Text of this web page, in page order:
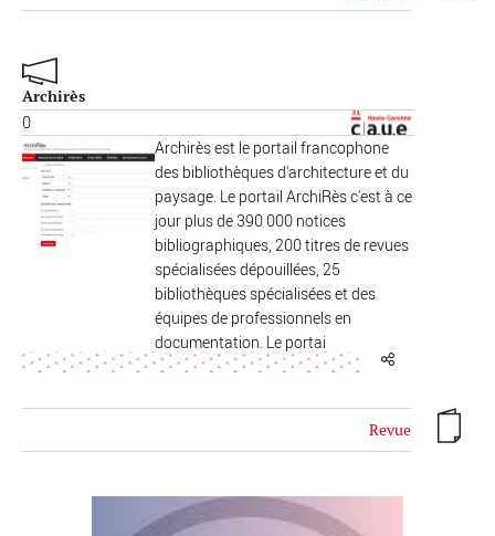
Archirès
0
Archirès est le portail francophone
des bibliothèques d'architecture et du
paysage. Le portail ArchiRès c'est à ce
jour plus de 390 000 notices
bibliographiques, 200 titres de revues
spécialisées dépouillées, 25
bibliothèques spécialisées et des
équipes de professionnels en
documentation. Le portai
Revue